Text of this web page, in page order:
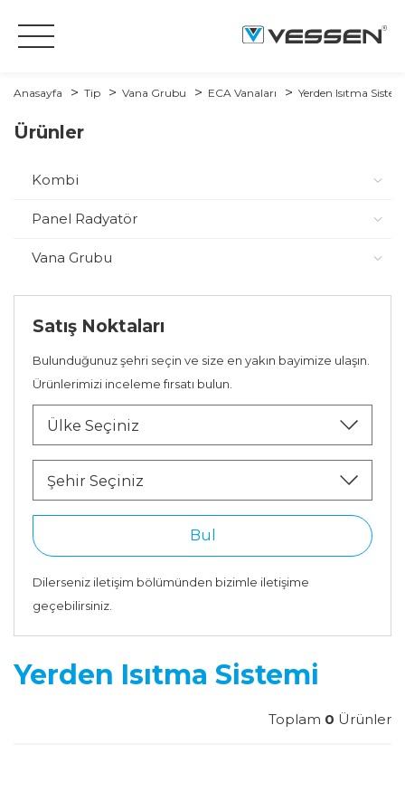
Anasayfa Tip Vana Grubu ECA Vanaları Yerden Isıtma
Ürünler
Kombi
Panel Radyatör
Vana Grubu
Satış Noktaları
Bulunduğunuz şehri seçin ve size en yakın bayimize ulaşın.
Ürünlerimizi inceleme fırsatı bulun.
Ülke Seçiniz
Şehir Seçiniz
Bul
Dilerseniz iletişim bölümünden bizimle iletişime
geçebilirsiniz.
Yerden Isıtma Sistemi
Toplam 0 Ürünler